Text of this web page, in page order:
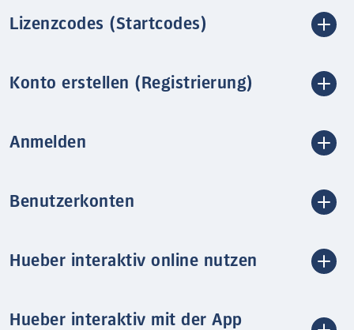
Lizenzcodes (Startcodes)
Konto erstellen (Registrierung)
Anmelden
Benutzerkonten
Hueber interaktiv online nutzen
Hueber interaktiv mit der App